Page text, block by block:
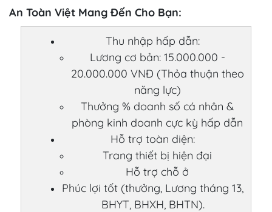
An Toàn Việt Mang Đến Cho Bạn:
Thu nhập hấp dẫn:
Lương cơ bản: 15.000.000 -
20.000.000 VNĐ (Thỏa thuận theo
năng lực)
Thưởng % doanh số cá nhân &
phòng kinh doanh cực kỳ hấp dẫn
Hỗ trợ toàn diện:
Trang thiết bị hiện đại
Hỗ trợ chỗ ở
Phúc lợi tốt (thưởng, Lương tháng 13,
BHYT, BHXH, BHTN).